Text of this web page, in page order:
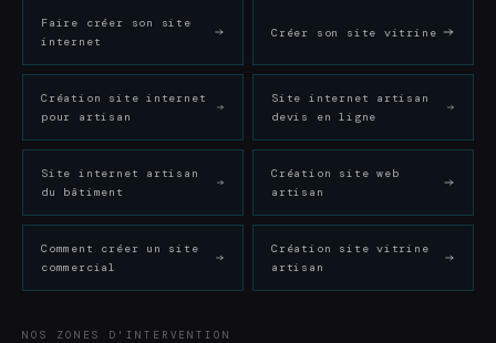
Faire créer son site
internet
Créer son site vitrine
Création site internet
pour artisan
Site internet artisan
devis en ligne
Site internet artisan
du bâtiment
Création site web
artisan
Comment créer un site
commercial
Création site vitrine
artisan
NOS ZONES D'INTERVENTION